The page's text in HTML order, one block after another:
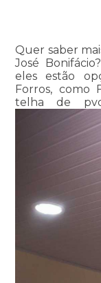
Quer saber
José
eles estão
Forros, como
telha de